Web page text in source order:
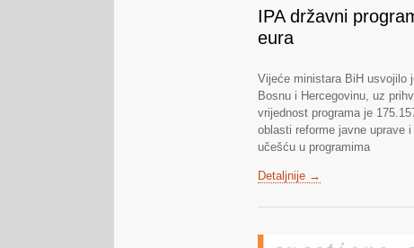
IPA državni
eura
Vijeće ministara BiH usvojilo
Bosnu i Hercegovinu, uz
vrijednost programa je
oblasti reforme javne uprave
učešću u programima
Detaljnije →